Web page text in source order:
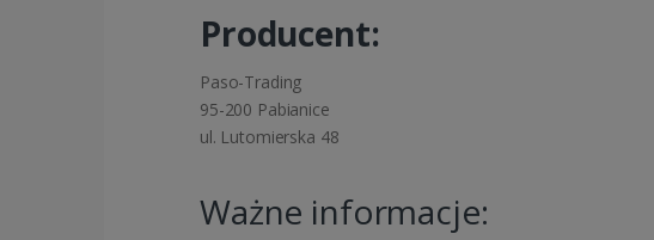
Producent:
Paso-Trading
95-200 Pabianice
ul. Lutomierska 48
Ważne informacje: